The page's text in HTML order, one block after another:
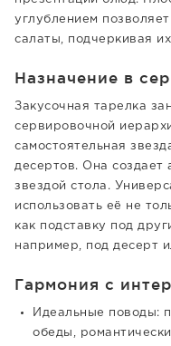
углублением
салаты, подчеркивая
Назначение в
Закусочная тарелка
сервировочной
самостоятельная
десертов. Она создает
звездой стола.
использовать её не
как подставку под
например, под десерт
Гармония с
Идеальные поводы:
обеды,